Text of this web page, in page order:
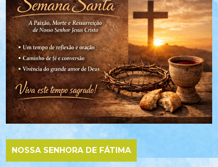
NOSSA SENHORA DE FÁTIMA